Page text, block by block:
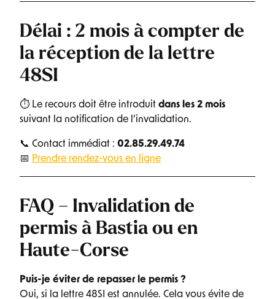
Délai : 2 mois à compter de
la réception de la lettre
48SI
⏱ Le recours doit être introduit dans les 2 mois
suivant la notification de l’invalidation.
📞 Contact immédiat : 02.85.29.49.74
📅
Prendre rendez-vous en ligne
FAQ – Invalidation de
permis à Bastia ou en
Haute-Corse
Puis-je éviter de repasser le permis ?
Oui, si la lettre 48SI est annulée. Cela vous évite de